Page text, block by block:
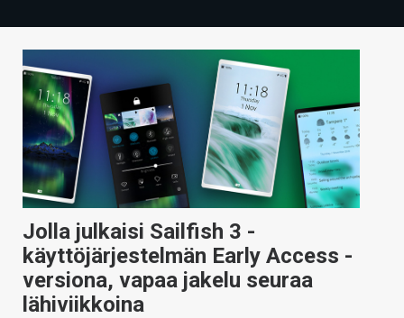
TECHBBS
TIETOA
HINTA.FI
KAUPPA
VAIHDA TEEMA
HAKU
Jolla julkaisi Sailfish 3 -
käyttöjärjestelmän Early Access -
versiona, vapaa jakelu seuraa
lähiviikkoina